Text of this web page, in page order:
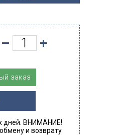
заказ
дней. ВНИМАНИЕ!
и возврату